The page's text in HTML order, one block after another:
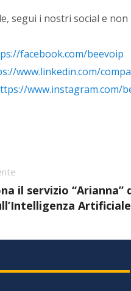
segui i nostri social e
facebook.com/beevoip
www.linkedin.com/
www.instagram.com/
il servizio “Arianna”